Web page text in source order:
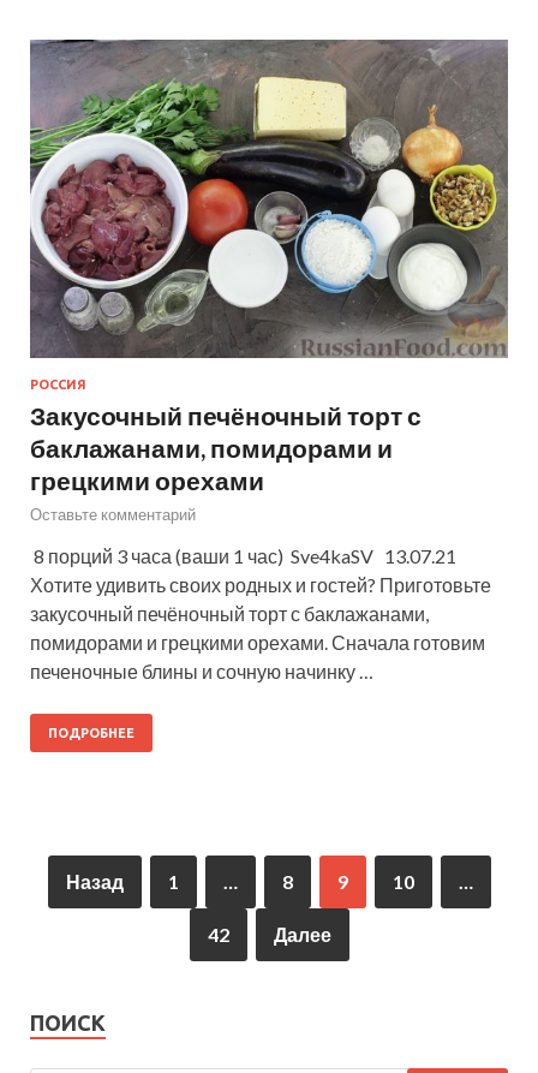
РОССИЯ
Закусочный печёночный торт с
баклажанами, помидорами и
грецкими орехами
Оставьте комментарий
8 порций 3 часа (ваши 1 час) Sve4kaSV 13.07.21
Хотите удивить своих родных и гостей? Приготовьте
закусочный печёночный торт с баклажанами,
помидорами и грецкими орехами. Сначала готовим
печеночные блины и сочную начинку …
ПОДРОБНЕЕ
Назад 1 … 8 9 10 …
42 Далее
ПОИСК